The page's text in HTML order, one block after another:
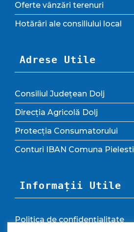
Oferte vânzări terenuri
Hotărâri ale consiliului local
Adrese Utile
Consiliul Județean Dolj
Direcția Agricolă Dolj
Protecția Consumatorului
Conturi IBAN Comuna Pielesti
Informații Utile
Politica de confidențialitate